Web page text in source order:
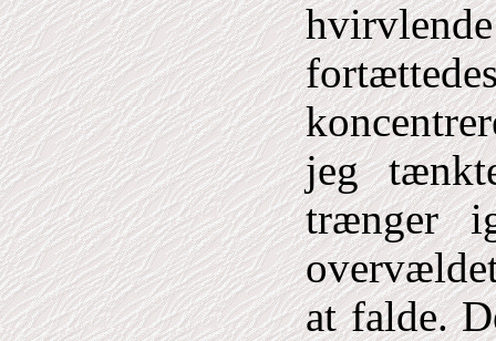
jeg
trænger
at falde.